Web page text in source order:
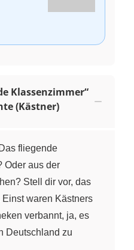
Klassenzimmer“
(Kästner)
fliegende
Oder aus der
Stell dir vor, das
waren Kästners
verbannt, ja, es
Deutschland zu